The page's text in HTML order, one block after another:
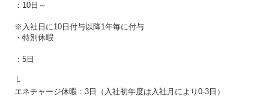
：10日～
※入社日に10日付与以降1年毎に付与
・特別休暇
：5日
└
エネチャージ休暇：3日（入社初年度は入社月により0-3日）